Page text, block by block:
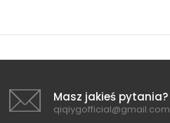
Masz jakieś pytania?
qiqiygofficial@gmail.com